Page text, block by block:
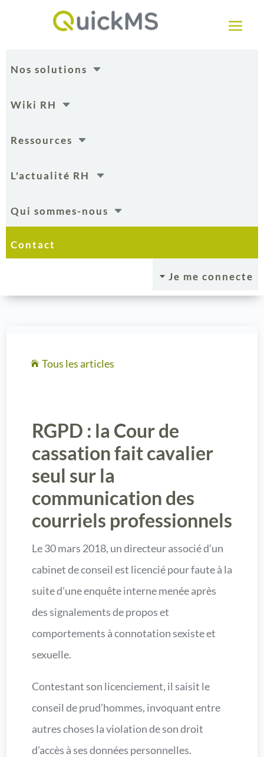
a
C
Nos solutions
C
Wiki RH
C
Ressources
C
L'actualité RH
C
Qui sommes-nous
Contact
C Je me connecte
 Tous les articles
RGPD : la Cour de
cassation fait cavalier
seul sur la
communication des
courriels professionnels
Le 30 mars 2018, un directeur associé d’un
cabinet de conseil est licencié pour faute à la
suite d’une enquête interne menée après
des signalements de propos et
comportements à connotation sexiste et
sexuelle.
Contestant son licenciement, il saisit le
conseil de prud’hommes, invoquant entre
autres choses la violation de son droit
d’accès à ses données personnelles.